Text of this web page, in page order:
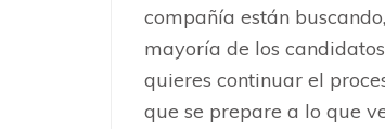
compañía están
mayoría de los
quieres continuar el
que se prepare a lo que